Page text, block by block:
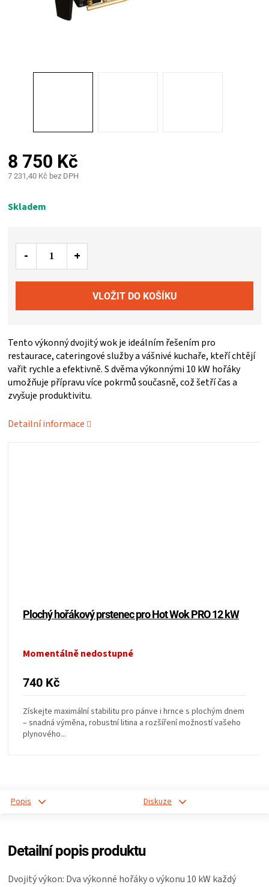
NÁDOBÍ
LODGE
VENKOVNÍ
KUCHYNĚ
KNIHY
DÁRKOVÉ
MĚNA
(CZK)
8 750 Kč
7 231,40 Kč bez DPH
cena:
Skladem
Tento výkonný dvojitý wok je ideálním řešením pro
restaurace, cateringové služby a vášnivé kuchaře, kteří chtějí
vařit rychle a efektivně. S dvěma výkonnými 10 kW hořáky
umožňuje přípravu více pokrmů současně, což šetří čas a
zvyšuje produktivitu.
Detailní informace
Plochý hořákový prstenec pro Hot Wok PRO 12 kW
Momentálně nedostupné
740 Kč
Získejte maximální stabilitu pro pánve i hrnce s plochým dnem
– snadná výměna, robustní litina a rozšíření možností vašeho
plynového...
Popis Diskuze
Detailní popis produktu
Dvojitý výkon: Dva výkonné hořáky o výkonu 10 kW každý